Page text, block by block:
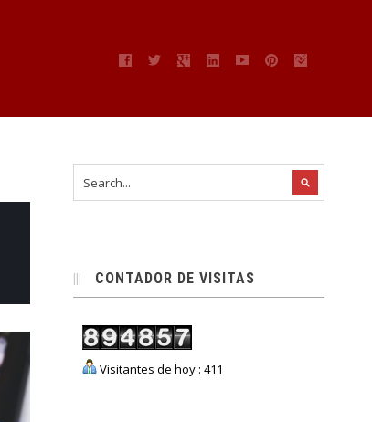
CONTADOR DE VISITAS
Visitantes de hoy : 411